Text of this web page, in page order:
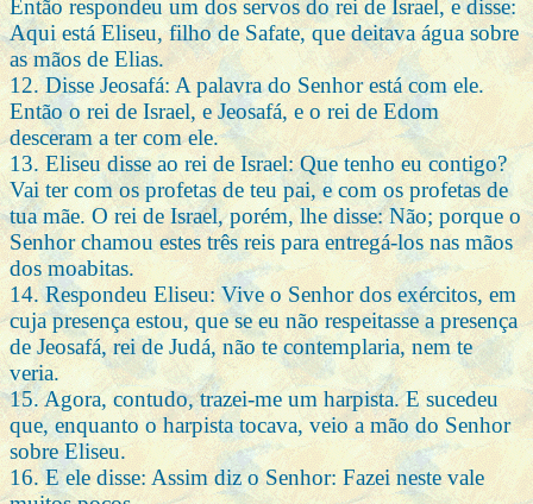
Então respondeu um dos servos do rei de Israel, e disse:
Aqui está Eliseu, filho de Safate, que deitava água sobre
as mãos de Elias.
12. Disse Jeosafá: A palavra do Senhor está com ele.
Então o rei de Israel, e Jeosafá, e o rei de Edom
desceram a ter com ele.
13. Eliseu disse ao rei de Israel: Que tenho eu contigo?
Vai ter com os profetas de teu pai, e com os profetas de
tua mãe. O rei de Israel, porém, lhe disse: Não; porque o
Senhor chamou estes três reis para entregá-los nas mãos
dos moabitas.
14. Respondeu Eliseu: Vive o Senhor dos exércitos, em
cuja presença estou, que se eu não respeitasse a presença
de Jeosafá, rei de Judá, não te contemplaria, nem te
veria.
15. Agora, contudo, trazei-me um harpista. E sucedeu
que, enquanto o harpista tocava, veio a mão do Senhor
sobre Eliseu.
16. E ele disse: Assim diz o Senhor: Fazei neste vale